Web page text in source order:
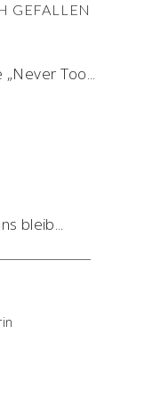
GEFALLEN
Too...
bleib...